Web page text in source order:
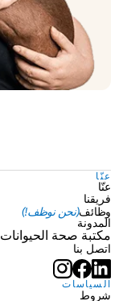
عنّا
عنّا
فريقنا
وظائف(نحن نوظف!)
المدونة
اتصل بنا
مكتبة صحة الحيوانات
السياسات
شروط